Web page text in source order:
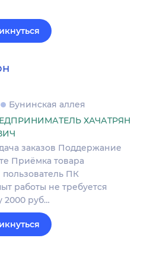
Бунинская аллея
ХАЧАТРЯН
заказов Поддержание
Приёмка товара
ПК
работы не требуется
2000 руб…